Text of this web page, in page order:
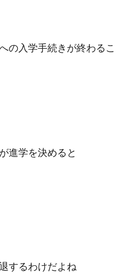
の入学手続きが終わるこ
進学を決めると
するわけだよね